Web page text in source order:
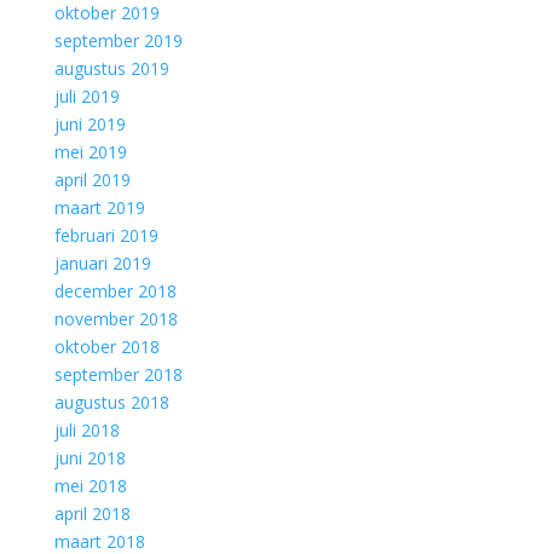
oktober 2019
september 2019
augustus 2019
juli 2019
juni 2019
mei 2019
april 2019
maart 2019
februari 2019
januari 2019
december 2018
november 2018
oktober 2018
september 2018
augustus 2018
juli 2018
juni 2018
mei 2018
april 2018
maart 2018